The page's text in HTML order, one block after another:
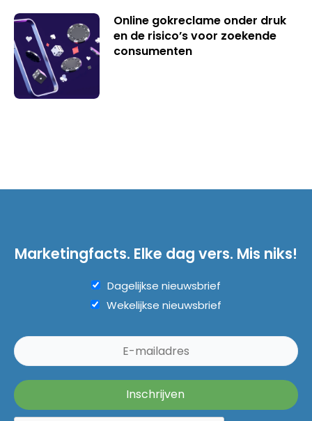
Online gokreclame onder druk
en de risico’s voor zoekende
consumenten
Marketingfacts. Elke dag vers. Mis niks!
Dagelijkse nieuwsbrief
Wekelijkse nieuwsbrief